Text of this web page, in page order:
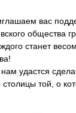
вас
общества
станет
удастся
столицы той, о